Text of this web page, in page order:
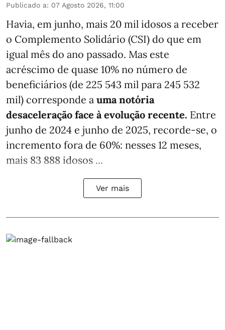
Publicado a: 07 Agosto 2026, 11:00
Havia, em junho, mais 20 mil idosos a receber
o Complemento Solidário (CSI) do que em
igual mês do ano passado. Mas este
acréscimo de quase 10% no número de
beneficiários (de 225 543 mil para 245 532
mil) corresponde a uma notória
desaceleração face à evolução recente. Entre
junho de 2024 e junho de 2025, recorde-se, o
incremento fora de 60%: nesses 12 meses,
mais 83 888 idosos ...
Ver mais